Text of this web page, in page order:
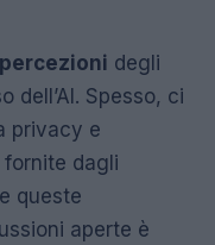
percezioni degli
dell’AI. Spesso, ci
privacy e
fornite dagli
queste
aperte è